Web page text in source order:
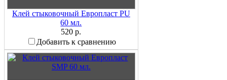
Клей стыковочный Европласт PU
60 мл.
520 р.
Добавить к сравнению